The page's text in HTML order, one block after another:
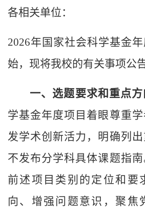
各相关单位：
2026年国家社会科学基金
始，现将我校的有关事项公
一、选题要求和重点方
学基金年度项目着眼尊重
发学术创新活力，明确列出
不发布分学科具体课题指
前述项目类别的定位和要
向、增强问题意识，聚焦